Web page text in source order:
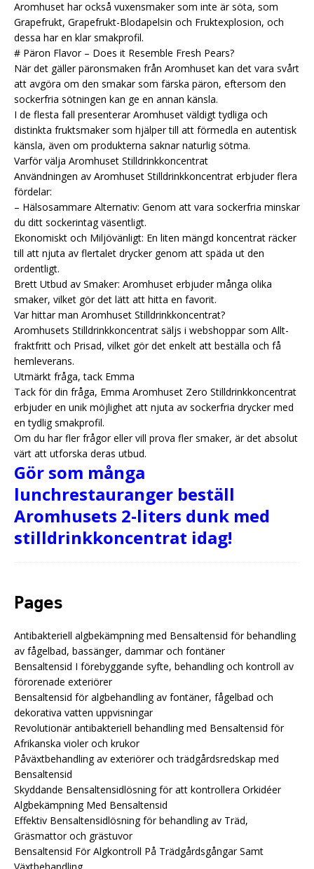
Aromhuset har också vuxensmaker som inte är söta, som
Grapefrukt, Grapefrukt-Blodapelsin och Fruktexplosion, och
dessa har en klar smakprofil.
# Päron Flavor – Does it Resemble Fresh Pears?
När det gäller päronsmaken från Aromhuset kan det vara svårt
att avgöra om den smakar som färska päron, eftersom den
sockerfria sötningen kan ge en annan känsla.
I de flesta fall presenterar Aromhuset väldigt tydliga och
distinkta fruktsmaker som hjälper till att förmedla en autentisk
känsla, även om produkterna saknar naturlig sötma.
Varför välja Aromhuset Stilldrinkkoncentrat
Användningen av Aromhuset Stilldrinkkoncentrat erbjuder flera
fördelar:
– Hälsosammare Alternativ: Genom att vara sockerfria minskar
du ditt sockerintag väsentligt.
Ekonomiskt och Miljövänligt: En liten mängd koncentrat räcker
till att njuta av flertalet drycker genom att späda ut den
ordentligt.
Brett Utbud av Smaker: Aromhuset erbjuder många olika
smaker, vilket gör det lätt att hitta en favorit.
Var hittar man Aromhuset Stilldrinkkoncentrat?
Aromhusets Stilldrinkkoncentrat säljs i webshoppar som Allt-
fraktfritt och Prisad, vilket gör det enkelt att beställa och få
hemleverans.
Utmärkt fråga, tack Emma
Tack för din fråga, Emma Aromhuset Zero Stilldrinkkoncentrat
erbjuder en unik möjlighet att njuta av sockerfria drycker med
en tydlig smakprofil.
Om du har fler frågor eller vill prova fler smaker, är det absolut
värt att utforska deras utbud.
Gör som många
lunchrestauranger beställ
Aromhusets 2-liters dunk med
stilldrinkkoncentrat idag!
Pages
Antibakteriell algbekämpning med Bensaltensid för behandling
av fågelbad, bassänger, dammar och fontäner
Bensaltensid I förebyggande syfte, behandling och kontroll av
förorenade exteriörer
Bensaltensid för algbehandling av fontäner, fågelbad och
dekorativa vatten uppvisningar
Revolutionär antibakteriell behandling med Bensaltensid för
Afrikanska violer och krukor
Påväxtbehandling av exteriörer och trädgårdsredskap med
Bensaltensid
Skyddande Bensaltensidlösning för att kontrollera Orkidéer
Algbekämpning Med Bensaltensid
Effektiv Bensaltensidlösning för behandling av Träd,
Gräsmattor och grästuvor
Bensaltensid För Algkontroll På Trädgårdsgångar Samt